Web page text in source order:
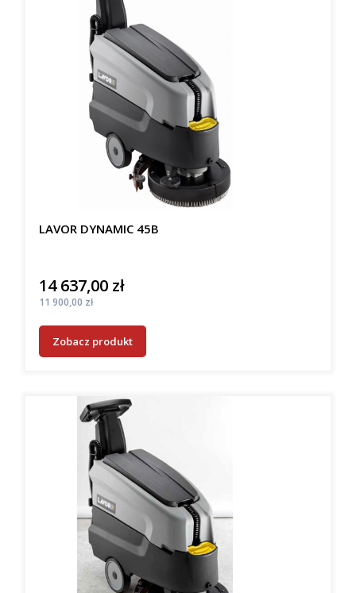
LAVOR DYNAMIC 45B
Cena
14 637,00 zł
Cena
11 900,00 zł
Zobacz produkt